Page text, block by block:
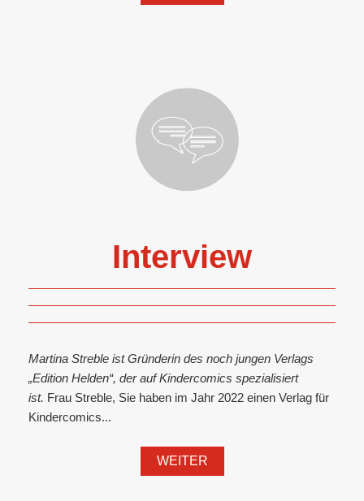
Interview
Martina Streble ist Gründerin des noch jungen Verlags
„Edition Helden“, der auf Kindercomics spezialisiert
ist. Frau Streble, Sie haben im Jahr 2022 einen Verlag für
Kindercomics...
WEITER